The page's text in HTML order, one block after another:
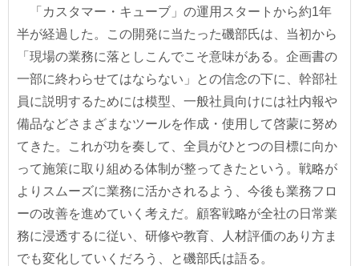
「カスタマー・キューブ」の運用スタートから約1年
半が経過した。この開発に当たった磯部氏は、当初から
「現場の業務に落としこんでこそ意味がある。企画書の
一部に終わらせてはならない」との信念の下に、幹部社
員に説明するためには模型、一般社員向けには社内報や
備品などさまざまなツールを作成・使用して啓蒙に努め
てきた。これが功を奏して、全員がひとつの目標に向か
って施策に取り組める体制が整ってきたという。戦略が
よりスムーズに業務に活かされるよう、今後も業務フロ
ーの改善を進めていく考えだ。顧客戦略が全社の日常業
務に浸透するに従い、研修や教育、人材評価のあり方ま
でも変化していくだろう、と磯部氏は語る。